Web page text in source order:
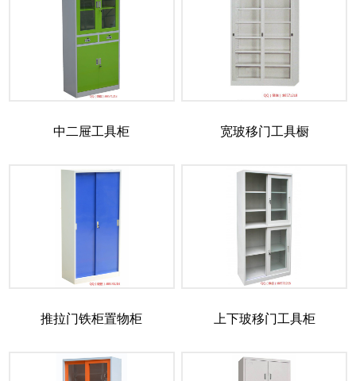
中二屉工具柜 宽玻移门工具橱
推拉门铁柜置物柜 上下玻移门工具柜